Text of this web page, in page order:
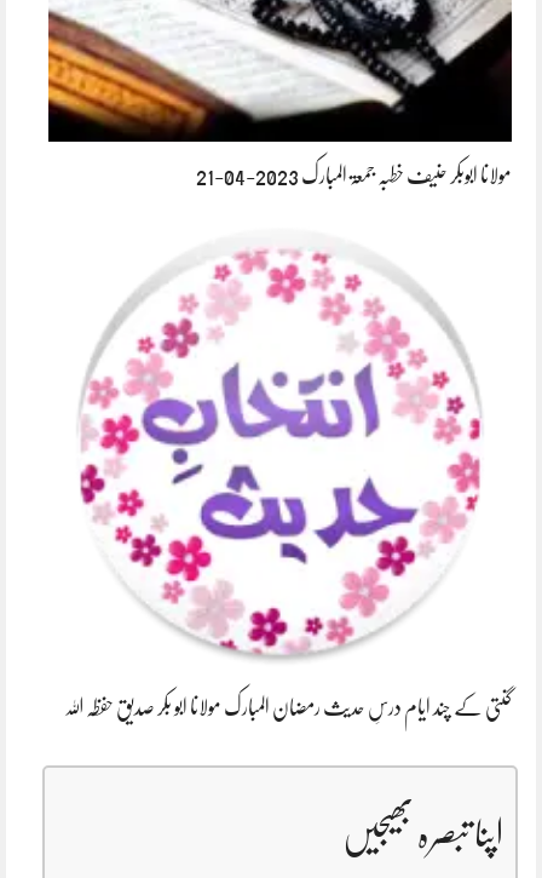
مولانا ابوبکر حنیف خطبہ جمعۃ المبارک 2023-04-21
گنتی کے چند ایام درسِ حدیث رمضان المبارک مولانا ابو بکر صدیق حفظہ اللہ
اپنا تبصرہ بھیجیں